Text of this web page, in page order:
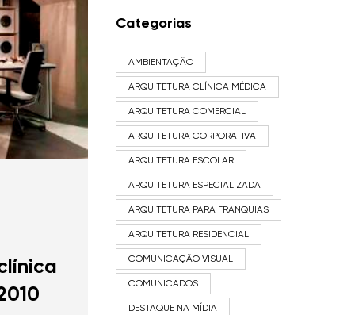
Categorias
AMBIENTAÇÃO
ARQUITETURA CLÍNICA MÉDICA
ARQUITETURA COMERCIAL
ARQUITETURA CORPORATIVA
ARQUITETURA ESCOLAR
ARQUITETURA ESPECIALIZADA
ARQUITETURA PARA FRANQUIAS
ARQUITETURA RESIDENCIAL
COMUNICAÇÃO VISUAL
COMUNICADOS
DESTAQUE NA MÍDIA